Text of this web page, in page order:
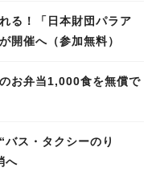
る！「日本財団パラア
開催へ（参加無料）
お弁当1,000食を無償で
ス・タクシーのり
へ